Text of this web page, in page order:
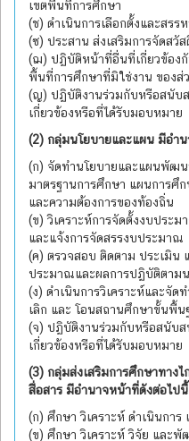
เขตพื้นที่การศึกษา
(ช) ดำเนินการเลือกตั้งและสรร
(ซ) ประสาน ส่งเสริมการจัดสวั
(ฌ) ปฏิบัติหน้าที่อื่นที่เกี่ยวข้องกั
พื้นที่การศึกษาที่มิใช่งาน ของส่
(ญ) ปฏิบัติงานร่วมกับหรือสนับ
เกี่ยวข้องหรือที่ได้รับมอบหมาย
(2) กลุ่มนโยบายและแผน มีอำ
(ก) จัดทำนโยบายและแผนพัฒ
มาตรฐานการศึกษา แผนการ
และความต้องการของท้องถิ่น
(ข) วิเคราะห์การจัดตั้งงบประ
และแจ้งการจัดสรรงบประมาณ
(ค) ตรวจสอบ ติดตาม ประเมิน
ประมาณและผลการปฏิบัติตาม
(ง) ดำเนินการวิเคราะห์และจัด
เลิก และ โอนสถานศึกษาขั้นพื้น
(จ) ปฏิบัติงานร่วมกับหรือสนับ
เกี่ยวข้องหรือที่ได้รับมอบหมาย
(3) กลุ่มส่งเสริมการศึกษาทางไ
สื่อสาร มีอำนาจห
(ก) ศึกษา วิเคราะห์ ดำเนินการ
(ข) ศึกษา วิเคราะห์ วิจัย และ